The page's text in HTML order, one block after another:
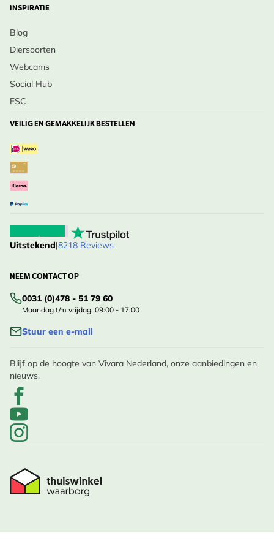
Breng spectaculaire herfstkleuren en een winterse
vogel-snackbar in je tuin met de Gelderse roos –
Bestel vandaag!
INSPIRATIE
Blog
Diersoorten
Webcams
Social Hub
FSC
VEILIG EN GEMAKKELIJK BESTELLEN
Uitstekend|8218 Reviews
NEEM CONTACT OP
0031 (0)478 - 51 79 60
Maandag t/m vrijdag: 09:00 - 17:00
Stuur een e-mail
Blijf op de hoogte van Vivara Nederland, onze aanbiedingen en
nieuws.